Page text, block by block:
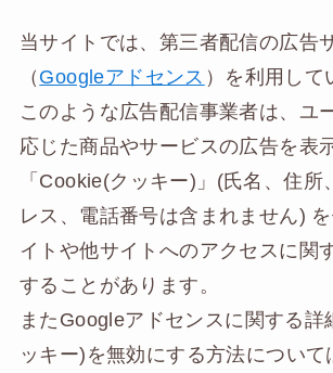
当サイトでは、第三者配信の広告
（ Googleアドセンス ）を利用して
このような広告配信事業者は、ユ
応じた商品やサービスの広告を表
「Cookie(クッキー)」(氏名、住所
レス、電話番号は含まれません)
イトや他サイトへのアクセスに関
することがあります。
またGoogleアドセンスに関する詳
ッキー)を無効にする方法について